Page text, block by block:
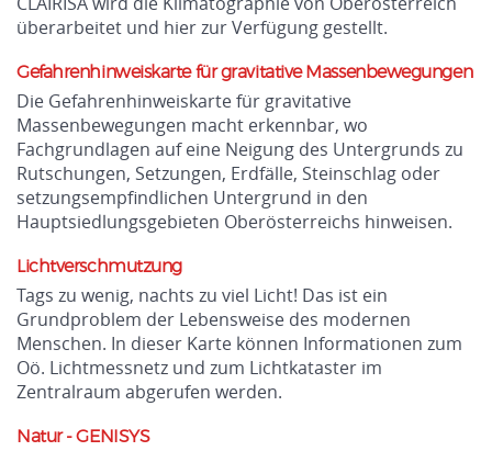
überarbeitet und hier zur Verfügung gestellt.
Gefahrenhinweiskarte für gravitative Massenbewegungen
Die Gefahrenhinweiskarte für gravitative
Massenbewegungen macht erkennbar, wo
Fachgrundlagen auf eine Neigung des Untergrunds zu
Rutschungen, Setzungen, Erdfälle, Steinschlag oder
setzungsempfindlichen Untergrund in den
Hauptsiedlungsgebieten Oberösterreichs hinweisen.
Lichtverschmutzung
Tags zu wenig, nachts zu viel Licht! Das ist ein
Grundproblem der Lebensweise des modernen
Menschen. In dieser Karte können Informationen zum
Oö. Lichtmessnetz und zum Lichtkataster im
Zentralraum abgerufen werden.
Natur - GENISYS